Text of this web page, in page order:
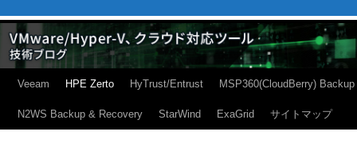
Veeam HPE Zerto HyTrust/Entrust MSP360(CloudBerry) Backup
N2WS Backup & Recovery StarWind ExaGrid サイトマップ